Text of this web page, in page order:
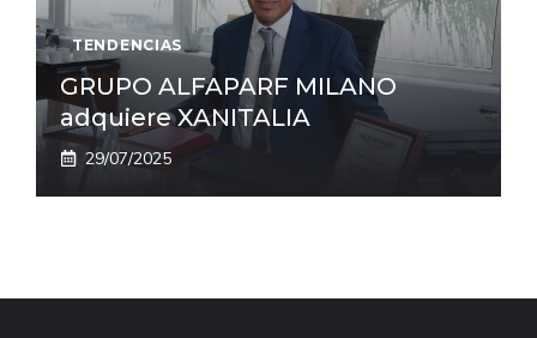
TENDENCIAS
GRUPO ALFAPARF MILANO
adquiere XANITALIA
29/07/2025